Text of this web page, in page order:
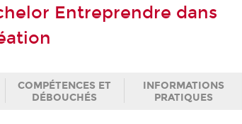
Entreprendre dans
COMPÉTENCES ET
DÉBOUCHÉS
INFORMATIONS
PRATIQUES